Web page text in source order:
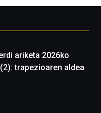
ariketa 2026ko
trapezioaren aldea